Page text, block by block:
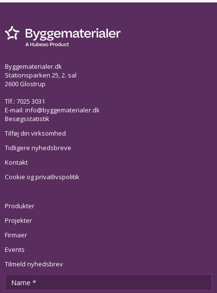
Byggematerialer.dk
Stationsparken 25, 2. sal
2600 Glostrup
Tlf.: 7025 3031
E-mail: info@byggematerialer.dk
Besøgsstatistik
Tilføj din virksomhed
Tidligere nyhedsbreve
Kontakt
Cookie og privatlivspolitik
Produkter
Projekter
Firmaer
Events
Tilmeld nyhedsbrev